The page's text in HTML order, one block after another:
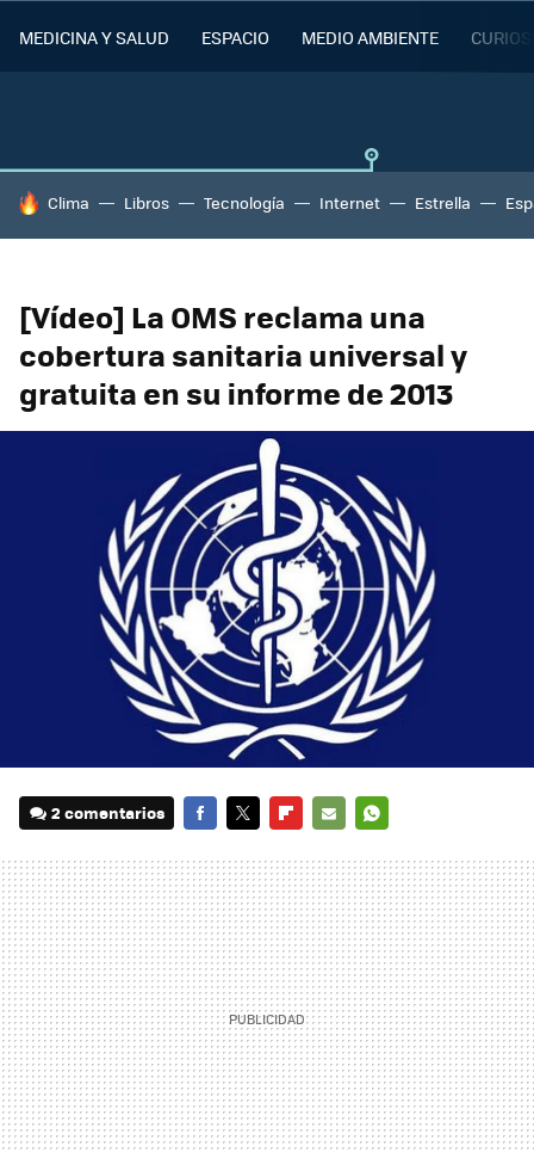
MEDICINA Y SALUD ESPACIO MEDIO AMBIENTE
HOY SE HABLA DE
Clima Libros Tecnología Internet Estrella
[Vídeo] La OMS reclama una
cobertura sanitaria universal y
gratuita en su informe de 2013
2 comentarios
MAIL